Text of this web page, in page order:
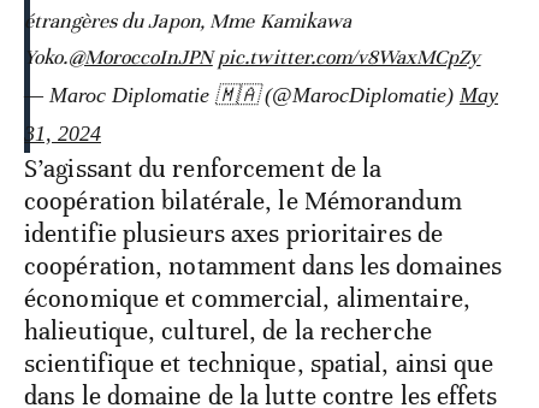
étrangères du Japon, Mme Kamikawa
Yoko.@MoroccoInJPN pic.twitter.com/v8WaxMCpZy
— Maroc Diplomatie 🇲🇦 (@MarocDiplomatie) May
31, 2024
S’agissant du renforcement de la
coopération bilatérale, le Mémorandum
identifie plusieurs axes prioritaires de
coopération, notamment dans les domaines
économique et commercial, alimentaire,
halieutique, culturel, de la recherche
scientifique et technique, spatial, ainsi que
dans le domaine de la lutte contre les effets